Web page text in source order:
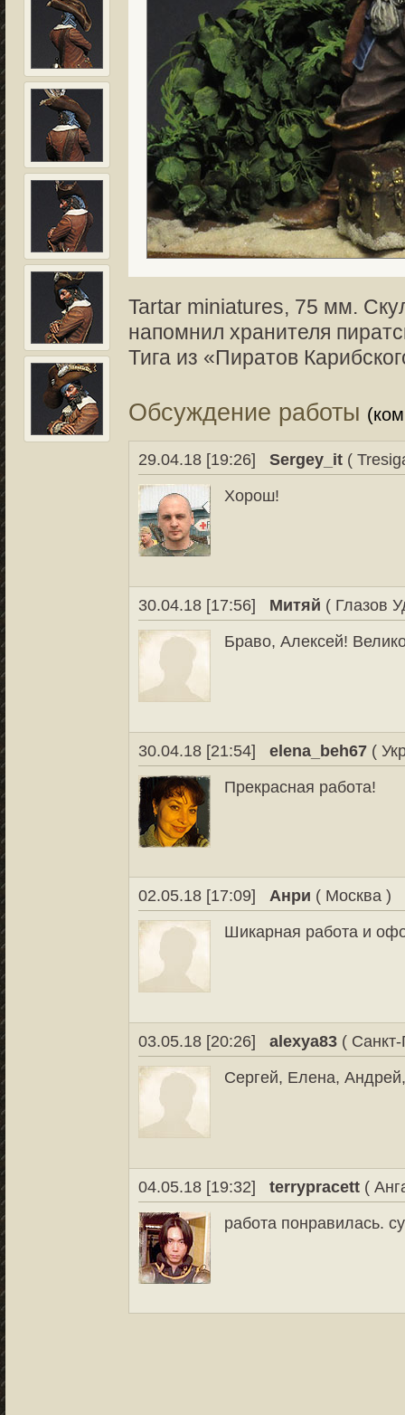
Tartar miniatures, 75 мм.
напомнил хранителя
Тига из «Пиратов
Обсуждение работы
29.04.18 [19:26] Sergey_it (
Хорош!
30.04.18 [17:56] Митяй ( Глазов
Браво, Алексей!
30.04.18 [21:54] elena_beh67 (
Прекрасная работа!
02.05.18 [17:09] Анри ( Москва )
Шикарная работа и
03.05.18 [20:26] alexya83 (
Сергей, Елена,
04.05.18 [19:32] terrypracett (
работа понравилась.